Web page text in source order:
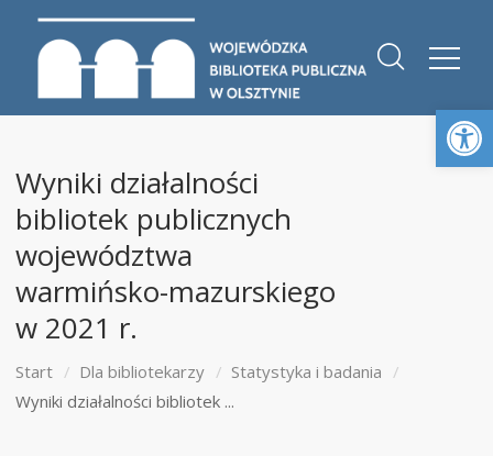
Wyniki działalności
bibliotek publicznych
województwa
warmińsko-mazurskiego
w 2021 r.
Start Dla bibliotekarzy
Statystyka i badania
Wyniki działalności bibliotek ...